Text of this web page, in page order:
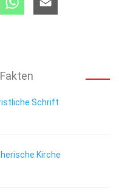
Schrift
Kirche